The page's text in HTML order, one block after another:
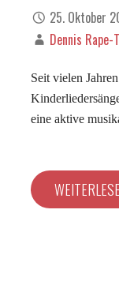
25. Oktober
Dennis Rape-
Seit vielen
eine aktive